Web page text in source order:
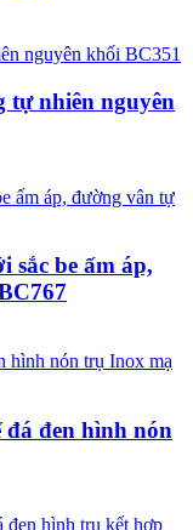
tự nhiên nguyên
sắc be ấm áp,
đá đen hình nón